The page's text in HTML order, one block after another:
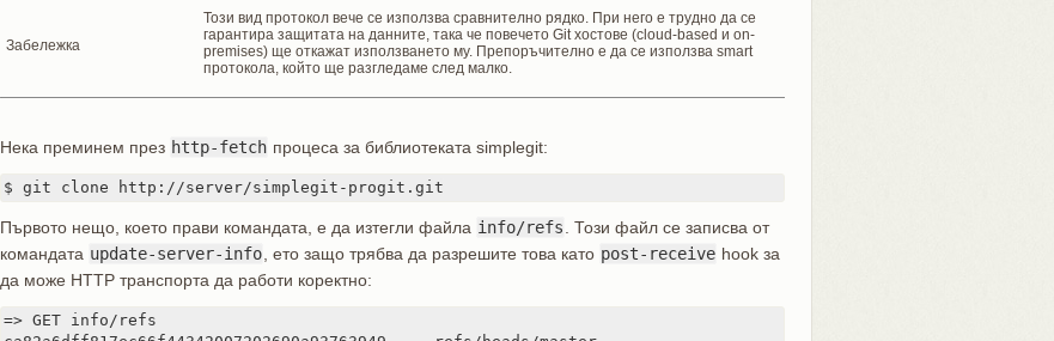
Забележка
Този вид протокол вече се използва сравнително рядко. При него е трудно да се
гарантира защитата на данните, така че повечето Git хостове (cloud-based и on-
premises) ще откажат използването му. Препоръчително е да се използва smart
протокола, който ще разгледаме след малко.
Нека преминем през http-fetch процеса за библиотеката simplegit:
$ git clone http://server/simplegit-progit.git
Първото нещо, което прави командата, е да изтегли файла info/refs
. Този файл се записва от
командата update-server-info , ето защо трябва да разрешите това като post-receive hook за
да може HTTP транспорта да работи коректно:
=> GET info/refs